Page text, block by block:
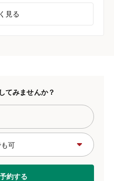
見る
てみませんか？
約する